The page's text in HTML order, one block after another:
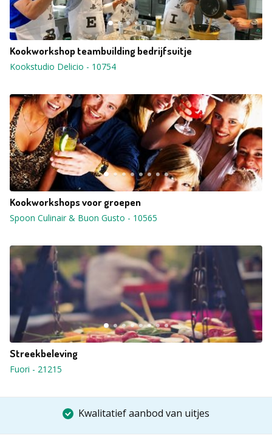
Kookworkshop teambuilding bedrijfsuitje
Kookstudio Delicio - 10754
Kookworkshops voor groepen
Spoon Culinair & Buon Gusto - 10565
Streekbeleving
Fuori - 21215
Kwalitatief aanbod van uitjes